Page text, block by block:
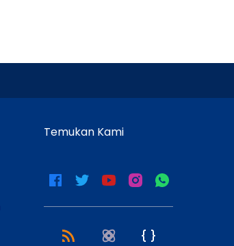
Temukan Kami